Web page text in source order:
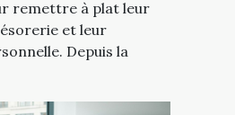
remettre à plat leur
et leur
Depuis la